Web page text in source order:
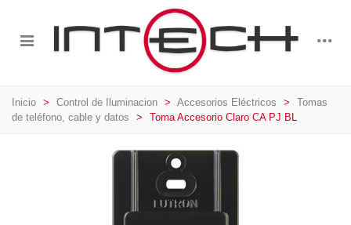
Inicio > Control de Iluminacion > Accesorios Eléctricos >
Tomas
de teléfono, cable y datos
> Toma Accesorio Claro CA PJ BL